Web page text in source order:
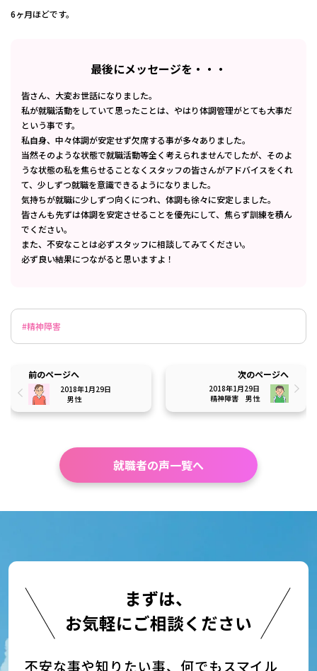
6ヶ月ほどです。
最後にメッセージを・・・
皆さん、大変お世話になりました。
私が就職活動をしていて思ったことは、やはり体調管理がとても大事だ
という事です。
私自身、中々体調が安定せず欠席する事が多々ありました。
当然そのような状態で就職活動等全く考えられませんでしたが、そのよ
うな状態の私を焦らせることなくスタッフの皆さんがアドバイスをくれ
て、少しずつ就職を意識できるようになりました。
気持ちが就職に少しずつ向くにつれ、体調も徐々に安定しました。
皆さんも先ずは体調を安定させることを優先にして、焦らず訓練を積ん
でください。
また、不安なことは必ずスタッフに相談してみてください。
必ず良い結果につながると思いますよ！
#精神障害
前のページへ
2018年1月29日
男性
次のページへ
2018年1月29日
精神障害
男性
就職者の声一覧へ
まずは、
お気軽にご相談ください
不安な事や知りたい事、何でもスマイル